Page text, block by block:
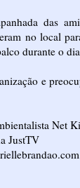
das
no local
durante o
e
Net
JustTV